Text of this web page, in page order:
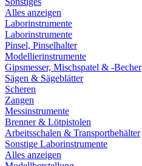
Alles anzeigen
Laborinstrumente
Laborinstrumente
Pinsel, Pinselhalter
Modellierinstrumente
Gipsmesser, Mischspatel & -Becher
Sägen & Sägeblätter
Scheren
Zangen
Messinstrumente
Brenner & Lötpistolen
Arbeitsschalen & Transportbehälter
Sonstige Laborinstrumente
Alles anzeigen